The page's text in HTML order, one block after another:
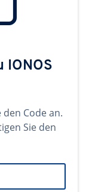
IONOS
Code an.
Sie den